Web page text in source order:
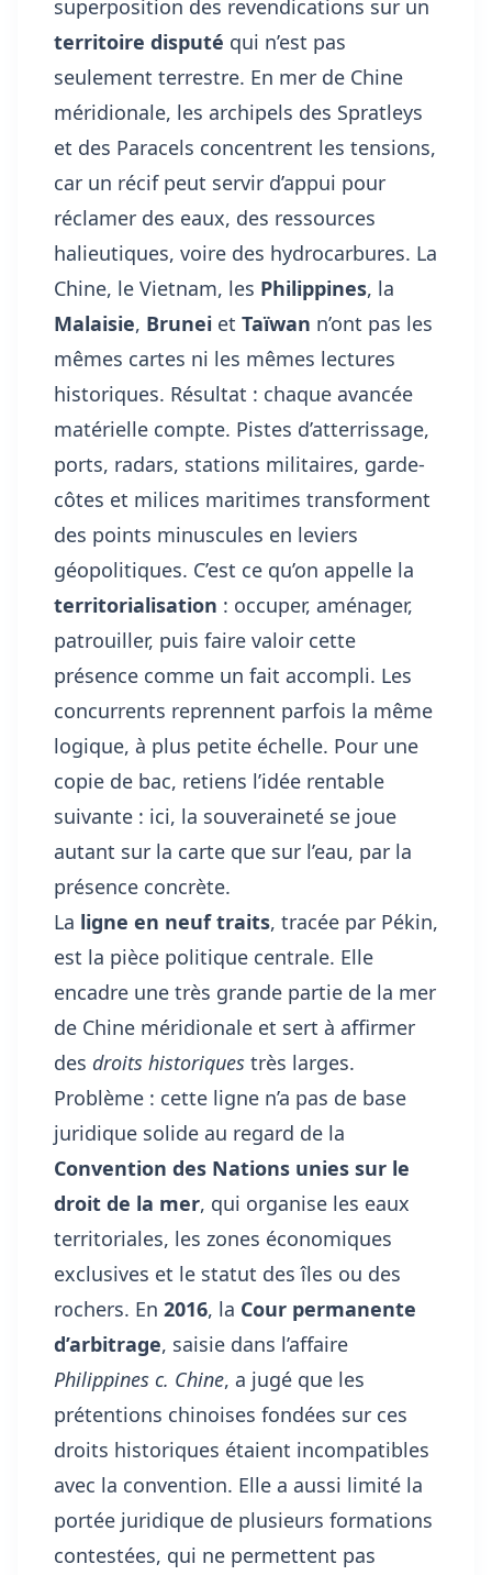
superposition des revendications sur un
territoire disputé qui n’est pas
seulement terrestre. En mer de Chine
méridionale, les archipels des Spratleys
et des Paracels concentrent les tensions,
car un récif peut servir d’appui pour
réclamer des eaux, des ressources
halieutiques, voire des hydrocarbures. La
Chine, le Vietnam, les Philippines, la
Malaisie, Brunei et Taïwan n’ont pas les
mêmes cartes ni les mêmes lectures
historiques. Résultat : chaque avancée
matérielle compte. Pistes d’atterrissage,
ports, radars, stations militaires, garde-
côtes et milices maritimes transforment
des points minuscules en leviers
géopolitiques. C’est ce qu’on appelle la
territorialisation : occuper, aménager,
patrouiller, puis faire valoir cette
présence comme un fait accompli. Les
concurrents reprennent parfois la même
logique, à plus petite échelle. Pour une
copie de bac, retiens l’idée rentable
suivante : ici, la souveraineté se joue
autant sur la carte que sur l’eau, par la
présence concrète.
La ligne en neuf traits, tracée par Pékin,
est la pièce politique centrale. Elle
encadre une très grande partie de la mer
de Chine méridionale et sert à affirmer
des droits historiques très larges.
Problème : cette ligne n’a pas de base
juridique solide au regard de la
Convention des Nations unies sur le
droit de la mer, qui organise les eaux
territoriales, les zones économiques
exclusives et le statut des îles ou des
rochers. En 2016, la Cour permanente
d’arbitrage, saisie dans l’affaire
Philippines c. Chine, a jugé que les
prétentions chinoises fondées sur ces
droits historiques étaient incompatibles
avec la convention. Elle a aussi limité la
portée juridique de plusieurs formations
contestées, qui ne permettent pas